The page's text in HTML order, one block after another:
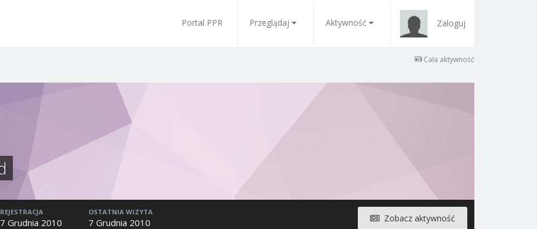
Portal PPR Przeglądaj Aktywność Zaloguj
Cała aktywność
Zobacz aktywność
REJESTRACJA
7 Grudnia 2010
OSTATNIA WIZYTA
7 Grudnia 2010